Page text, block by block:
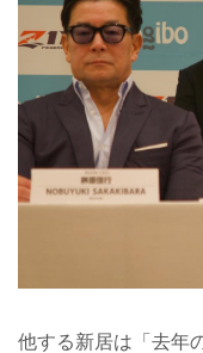
他する新居は「去年